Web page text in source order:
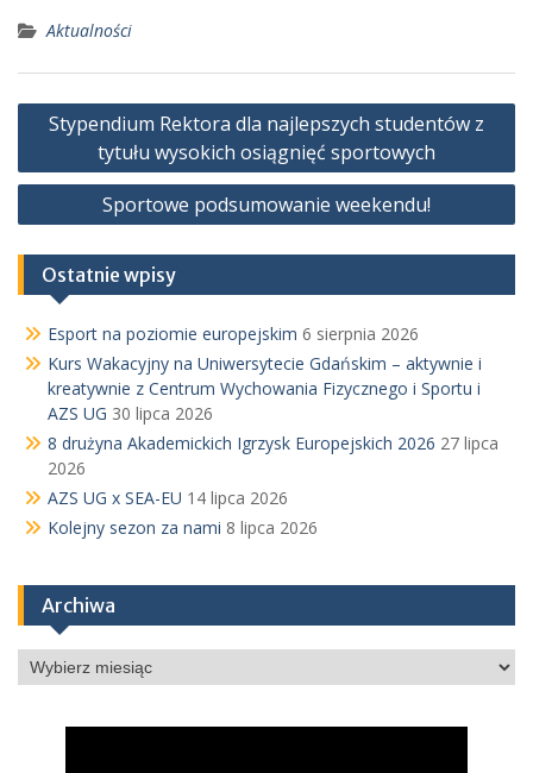
Aktualności
Nawigacja
wpisu
Stypendium Rektora dla najlepszych studentów z
tytułu wysokich osiągnięć sportowych
Sportowe podsumowanie weekendu!
Ostatnie wpisy
Esport na poziomie europejskim 6 sierpnia 2026
Kurs Wakacyjny na Uniwersytecie Gdańskim – aktywnie i
kreatywnie z Centrum Wychowania Fizycznego i Sportu i
AZS UG 30 lipca 2026
8 drużyna Akademickich Igrzysk Europejskich 2026 27 lipca
2026
AZS UG x SEA-EU 14 lipca 2026
Kolejny sezon za nami 8 lipca 2026
Archiwa
Archiwa